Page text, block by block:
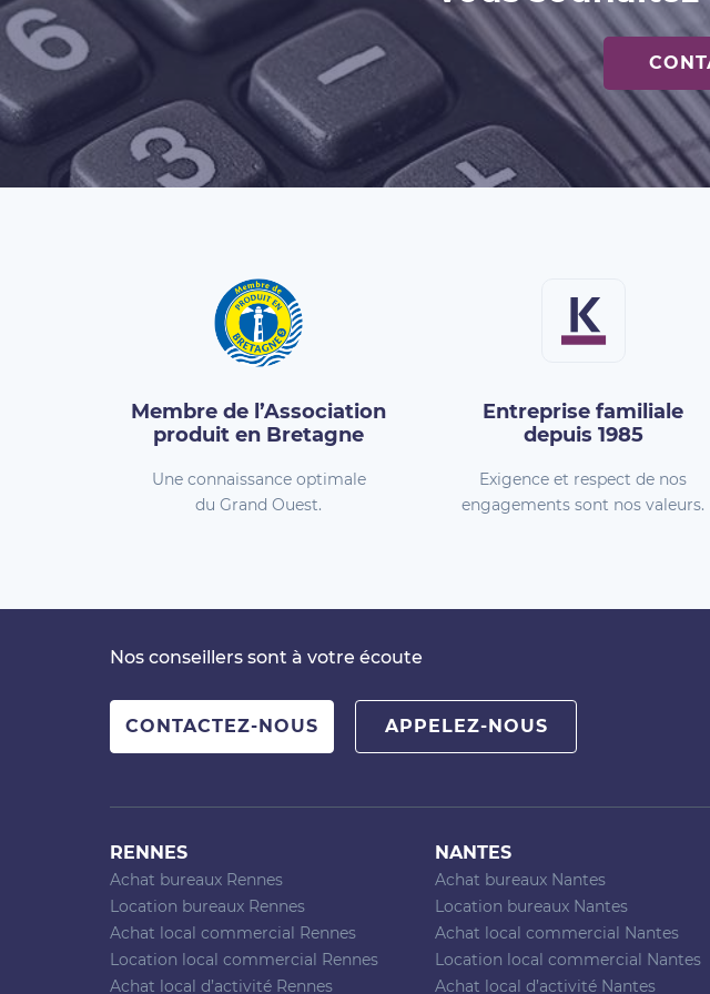
Membre de l’Association
produit en Bretagne
Une connaissance optimale
du Grand Ouest.
Entreprise familiale
depuis 1985
Exigence et respect de nos
engagements sont nos valeurs.
Nos conseillers sont à votre écoute
CONTACTEZ-NOUS APPELEZ-NOUS
RENNES
Achat bureaux Rennes
Location bureaux Rennes
Achat local commercial Rennes
Location local commercial Rennes
Achat local d’activité Rennes
NANTES
Achat bureaux Nantes
Location bureaux Nantes
Achat local commercial Nantes
Location local commercial Nantes
Achat local d’activité Nantes